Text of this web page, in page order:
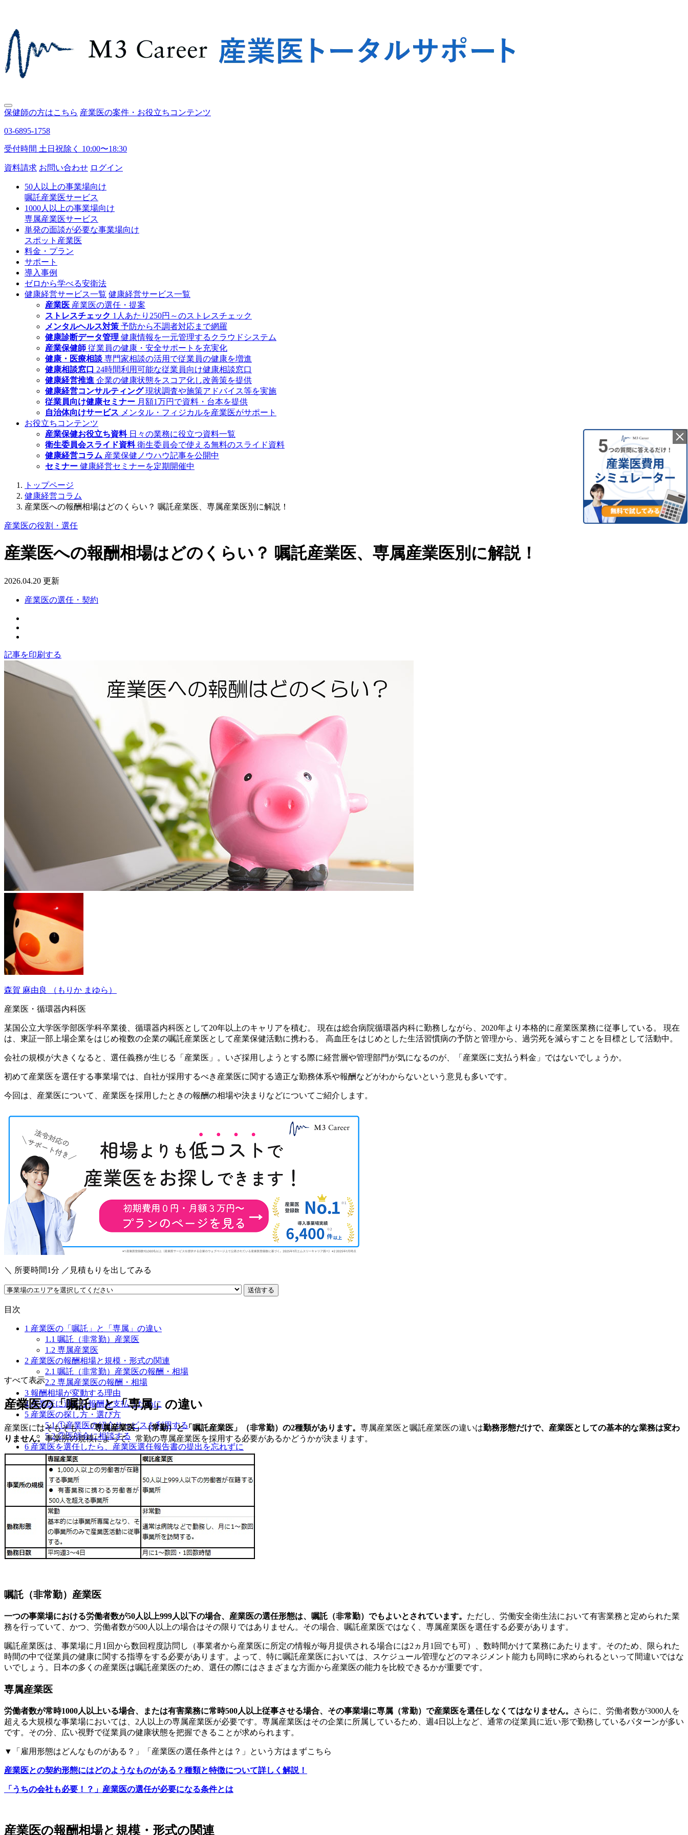
保健師の方はこちら 産業医の案件・お役立ちコンテンツ
03-6895-1758
受付時間 土日祝除く 10:00〜18:30
資料請求 お問い合わせ ログイン
50人以上の事業場向け
嘱託産業医サービス
1000人以上の事業場向け
専属産業医サービス
単発の面談が必要な事業場向け
スポット産業医
料金・プラン
サポート
導入事例
ゼロから学べる安衛法
健康経営サービス一覧 健康経営サービス一覧
産業医 産業医の選任・提案
ストレスチェック 1人あたり250円～のストレスチェック
メンタルヘルス対策 予防から不調者対応まで網羅
健康診断データ管理 健康情報を一元管理するクラウドシステム
産業保健師 従業員の健康・安全サポートを充実化
健康・医療相談 専門家相談の活用で従業員の健康を増進
健康相談窓口 24時間利用可能な従業員向け健康相談窓口
健康経営推進 企業の健康状態をスコア化し改善策を提供
健康経営コンサルティング現状調査や施策アドバイス等を実施
従業員向け健康セミナー 月額1万円で資料・台本を提供
自治体向けサービス メンタル・フィジカルを産業医がサポート
お役立ちコンテンツ
産業保健お役立ち資料日々の業務に役立つ資料一覧
衛生委員会スライド資料衛生委員会で使える無料のスライド資料
健康経営コラム 産業保健ノウハウ記事を公開中
セミナー 健康経営セミナーを定期開催中
トップページ
健康経営コラム
産業医への報酬相場はどのくらい？ 嘱託産業医、専属産業医別に解説！
産業医の役割・選任
産業医への報酬相場はどのくらい？ 嘱託産業医、専属産業医別に解説！
2026.04.20 更新
産業医の選任・契約
記事を印刷する
森賀 麻由良 （もりか まゆら）
産業医・循環器内科医
某国公立大学医学部医学科卒業後、循環器内科医として20年以上のキャリアを積む。 現在は総合病院循環器内科に勤務しながら、2020年より本格的に産業医業務に従事している。 現在
は、東証一部上場企業をはじめ複数の企業の嘱託産業医として産業保健活動に携わる。 高血圧をはじめとした生活習慣病の予防と管理から、過労死を減らすことを目標として活動中。
会社の規模が大きくなると、選任義務が生じる「産業医」。いざ採用しようとする際に経営層や管理部門が気になるのが、「産業医に支払う料金」ではないでしょうか。
初めて産業医を選任する事業場では、自社が採用するべき産業医に関する適正な勤務体系や報酬などがわからないという意見も多いです。
今回は、産業医について、産業医を採用したときの報酬の相場や決まりなどについてご紹介します。
＼ 所要時間1分 ／ 見積もりを出してみる
目次
1 産業医の「嘱託」と「専属」の違い
1.1 嘱託（非常勤）産業医
1.2 専属産業医
2 産業医の報酬相場と規模・形式の関連
2.1 嘱託（非常勤）産業医の報酬・相場
2.2 専属産業医の報酬・相場
3 報酬相場が変動する理由
4 産業医に適正な報酬を支払うために
5 産業医の探し方・選び方
5.1①産業医の紹介サービスを利用する
5.2②医師会に相談する
6 産業医を選任したら、産業医選任報告書の提出を忘れずに
7自社のニーズに応じて、産業医に適切な報酬を支払おう
すべて表示
産業医の「嘱託」と「専属」の違い
産業医にはそもそも、「専属産業医」（常勤）と「嘱託産業医」（非常勤）の2種類があります。 専属産業医と嘱託産業医の違いは勤務形態だけで、産業医としての基本的な業務は変わ
りません。 事業所の規模によって、常勤の専属産業医を採用する必要があるかどうかが決まります。
嘱託（非常勤）産業医
一つの事業場における労働者数が50人以上999人以下の場合、産業医の選任形態は、嘱託（非常勤）でもよいとされています。 ただし、労働安全衛生法において有害業務と定められた業
務を行っていて、かつ、労働者数が500人以上の場合はその限りではありません。 その場合、嘱託産業医ではなく、専属産業医を選任する必要があります。
嘱託産業医は、事業場に月1回から数回程度訪問し（事業者から産業医に所定の情報が毎月提供される場合には2ヵ月1回でも可）、数時間かけて業務にあたります。そのため、限られた
時間の中で従業員の健康に関する指導をする必要があります。よって、特に嘱託産業医においては、スケジュール管理などのマネジメント能力も同時に求められるといって間違いではな
いでしょう。
日本の多くの産業医は嘱託産業医のため、選任の際にはさまざまな方面から産業医の能力を比較できるかが重要です。
専属産業医
労働者数が常時1000人以上いる場合、または有害業務に常時500人以上従事させる場合、その事業場に専属（常勤）で産業医を選任しなくてはなりません。
さらに、労働者数が3000人を
超える大規模な事業場においては、2人以上の専属産業医が必要です。 専属産業医はその企業に所属しているため、週4日以上など、通常の従業員に近い形で勤務しているパターンが多い
です。その分、
広い視野で従業員の健康状態を把握できることが求められます。
▼「雇用形態はどんなものがある？」「産業医の選任条件とは？」という方はまずこちら
産業医との契約形態にはどのようなものがある？種類と特徴について詳しく解説！
「うちの会社も必要！？」産業医の選任が必要になる条件とは
産業医の報酬相場と規模・形式の関連